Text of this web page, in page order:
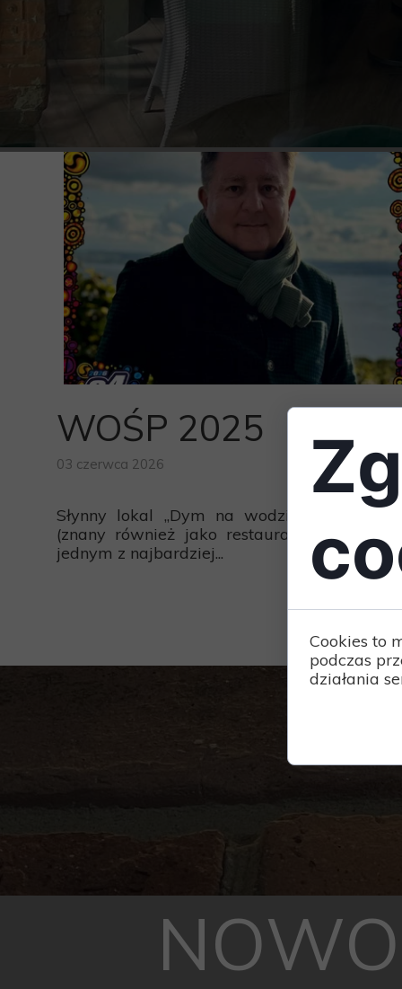
WOŚP 2025
03 czerwca 2026
Słynny lokal „Dym na wodzie” w Słupsku
(znany również jako restauracja Dym) jest
jednym z najbardziej...
Cookies to
podczas
działania